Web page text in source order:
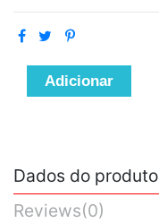
Adicionar
Dados do produto
Reviews(0)